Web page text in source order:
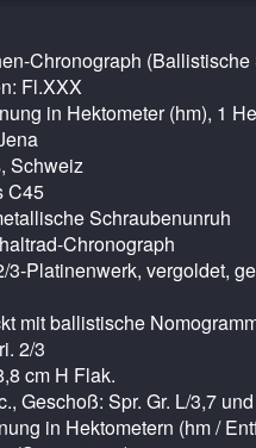
Chronograph (Ballistische
Fl.XXX
in Hektometer (hm), 1
Schweiz
C45
Schraubenunruh
Chronograph
3-Platinenwerk, vergoldet,
mit ballistische
2/3
cm H Flak.
Geschoß: Spr. Gr. L/3,7
in Hektometern (hm /